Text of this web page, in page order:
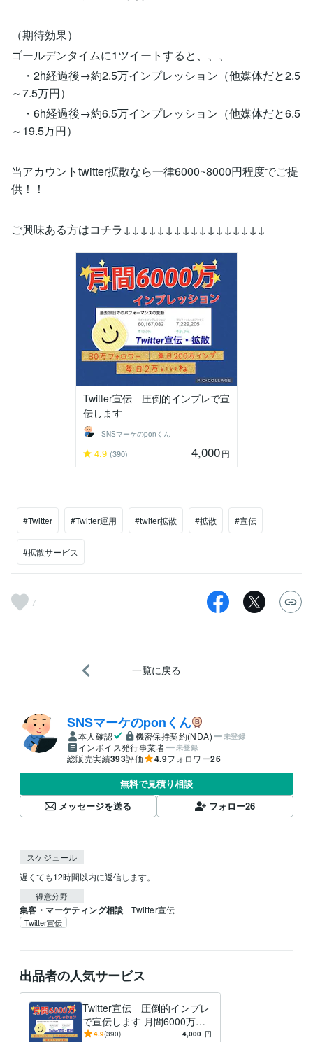
（期待効果）
ゴールデンタイムに1ツイートすると、、、
・2h経過後→約2.5万インプレッション（他媒体だと2.5
～7.5万円）
・6h経過後→約6.5万インプレッション（他媒体だと6.5
～19.5万円）
当アカウントtwitter拡散なら一律6000~8000円程度でご提
供！！
ご興味ある方はコチラ↓↓↓↓↓↓↓↓↓↓↓↓↓↓↓↓↓
Twitter宣伝 圧倒的インプレで宣
伝します
SNSマーケのponくん
4.9 (390) 4,000円
#Twitter #Twitter運用 #twiter拡散 #拡散 #宣伝
#拡散サービス
7
一覧に戻る
SNSマーケのponくん
本人確認 機密保持契約(NDA) 未登録
インボイス発行事業者 未登録
総販売実績393評価 4.9フォロワー26
無料で見積り相談
メッセージを送る
フォロー26
スケジュール
遅くても12時間以内に返信します。
得意分野
集客・マーケティング相談 Twitter宣伝
Twitter宣伝
出品者の人気サービス
Twitter宣伝 圧倒的インプレ
で宣伝します 月間6000万イ
ンプレッションの圧倒的アカ
4.9(390) 4,000 円